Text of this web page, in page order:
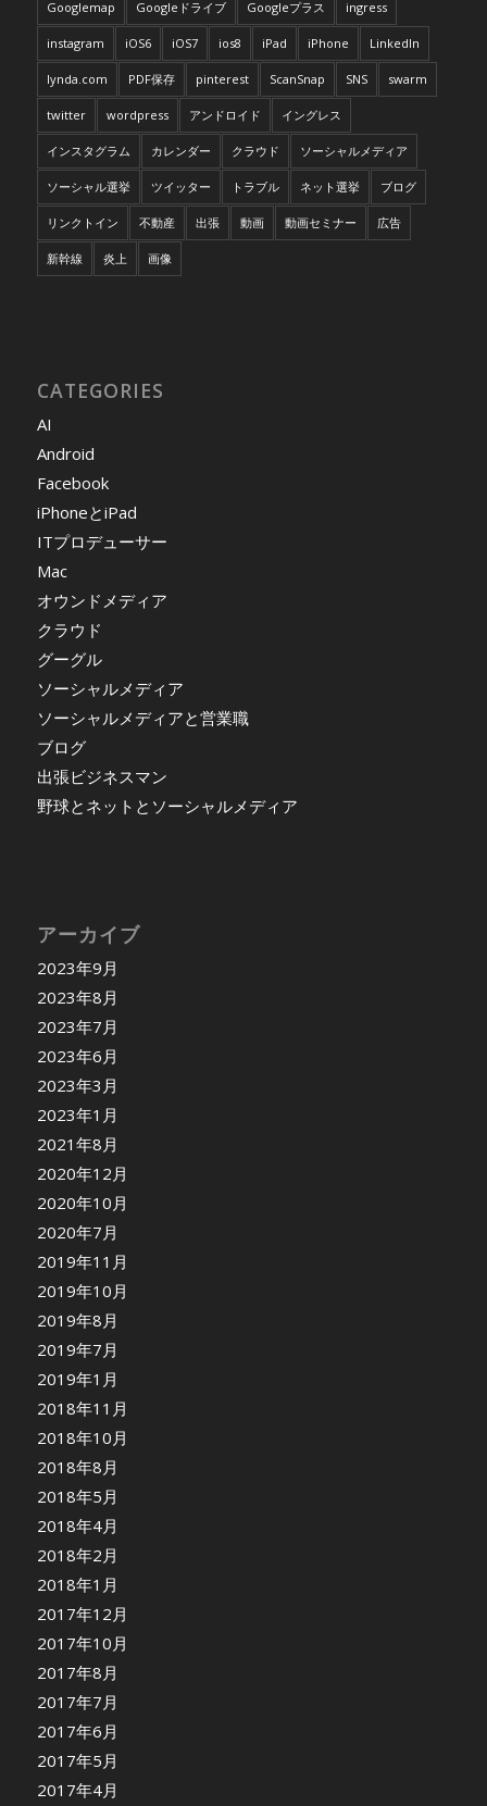
Googlemap Googleドライブ Googleプラス ingress
instagram iOS6 iOS7 ios8 iPad iPhone LinkedIn
lynda.com PDF保存 pinterest ScanSnap SNS swarm
twitter wordpress アンドロイド イングレス
インスタグラム カレンダー クラウド ソーシャルメディア
ソーシャル選挙 ツイッター トラブル ネット選挙 ブログ
リンクトイン 不動産 出張 動画 動画セミナー 広告
新幹線 炎上 画像
CATEGORIES
AI
Android
Facebook
iPhoneとiPad
ITプロデューサー
Mac
オウンドメディア
クラウド
グーグル
ソーシャルメディア
ソーシャルメディアと営業職
ブログ
出張ビジネスマン
野球とネットとソーシャルメディア
アーカイブ
2023年9月
2023年8月
2023年7月
2023年6月
2023年3月
2023年1月
2021年8月
2020年12月
2020年10月
2020年7月
2019年11月
2019年10月
2019年8月
2019年7月
2019年1月
2018年11月
2018年10月
2018年8月
2018年5月
2018年4月
2018年2月
2018年1月
2017年12月
2017年10月
2017年8月
2017年7月
2017年6月
2017年5月
2017年4月